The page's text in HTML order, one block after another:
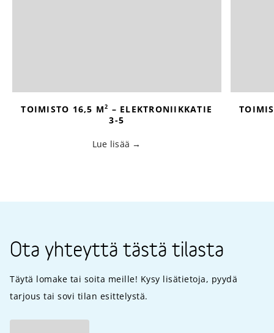
TOIMISTO 16,5 M2 – ELEKTRONIIKKATIE
3-5
Lue lisää
Ota yhteyttä tästä tilasta
Täytä lomake tai soita meille! Kysy lisätietoja, pyydä
tarjous tai sovi tilan esittelystä.